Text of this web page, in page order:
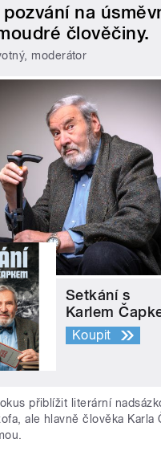
na
člověčiny.
moderátor
Setkání s
Karlem
Koupit
přiblížit literární
ale hlavně člověka Karla